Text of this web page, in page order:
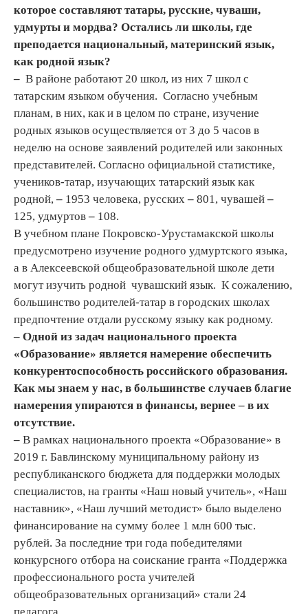
которое составляют татары, русские, чуваши,
удмурты и мордва? Остались ли школы, где
преподается национальный, материнский язык,
как родной язык?
– В районе работают 20 школ, из них 7 школ с
татарским языком обучения. Согласно учебным
планам, в них, как и в целом по стране, изучение
родных языков осуществляется от 3 до 5 часов в
неделю на основе заявлений родителей или законных
представителей. Согласно официальной статистике,
учеников-татар, изучающих татарский язык как
родной, – 1953 человека, русских – 801, чувашей –
125, удмуртов – 108.
В учебном плане Покровско-Урустамакской школы
предусмотрено изучение родного удмуртского языка,
а в Алексеевской общеобразовательной школе дети
могут изучить родной чувашский язык. К сожалению,
большинство родителей-татар в городских школах
предпочтение отдали русскому языку как родному.
– Одной из задач национального проекта
«Образование» является намерение обеспечить
конкурентоспособность российского образования.
Как мы знаем у нас, в большинстве случаев благие
намерения упираются в финансы, вернее – в их
отсутствие.
– В рамках национального проекта «Образование» в
2019 г. Бавлинскому муниципальному району из
республиканского бюджета для поддержки молодых
специалистов, на гранты «Наш новый учитель», «Наш
наставник», «Наш лучший методист» было выделено
финансирование на сумму более 1 млн 600 тыс.
рублей. За последние три года победителями
конкурсного отбора на соискание гранта «Поддержка
профессионального роста учителей
общеобразовательных организаций» стали 24
педагога.